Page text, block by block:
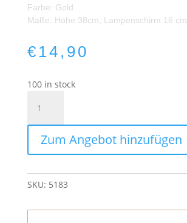
Farbe: Gold
Maße: Höhe 38cm, Lampenschirm 16 cm
€ 14,90
100 in stock
Tischlampe
Gold
Rattan
quantity
Zum Angebot hinzufügen
SKU: 5183